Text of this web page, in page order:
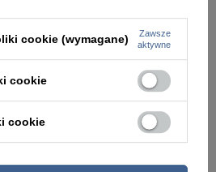
149,00 zł
cookie (wymagane)
Zawsze
aktywne
cookie
cookie